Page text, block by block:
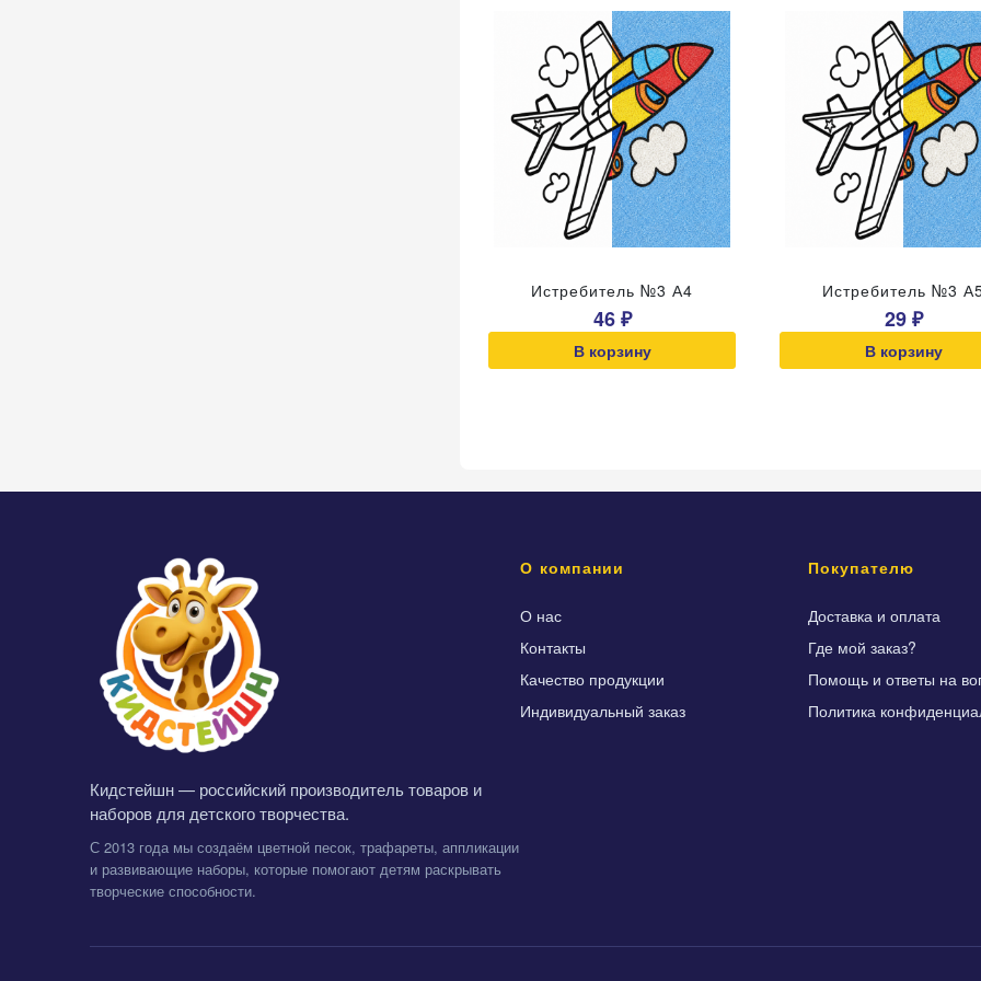
Истребитель №3 А4
46 ₽
В корзину
Истребитель №3
29 ₽
В корзину
Кидстейшн — российский производитель товаров и
наборов для детского творчества.
С 2013 года мы создаём цветной песок, трафареты, аппликации
и развивающие наборы, которые помогают детям раскрывать
творческие способности.
О компании
О нас
Контакты
Качество продукции
Индивидуальный заказ
Покупателю
Доставка и оплата
Где мой заказ?
Помощь и ответы на
Политика